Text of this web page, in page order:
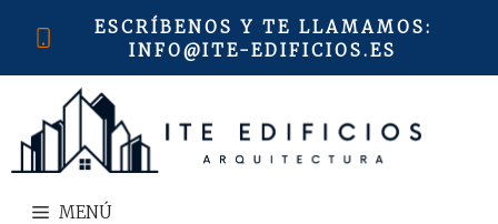
ESCRÍBENOS Y TE LLAMAMOS:
INFO@ITE-EDIFICIOS.ES
MENÚ